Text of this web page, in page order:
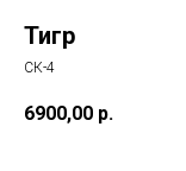
Тигр
СК-4
6900,00 р.